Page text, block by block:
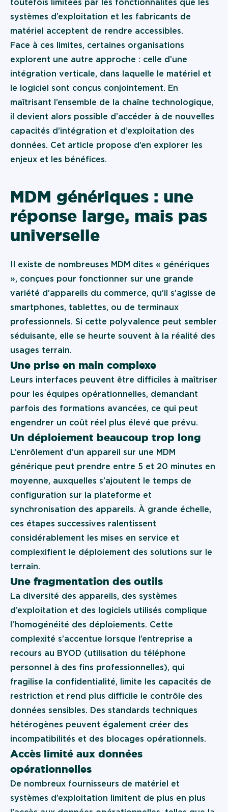
toutefois limitées par les fonctionnalités que les
systèmes d’exploitation et les fabricants de
matériel acceptent de rendre accessibles.
Face à ces limites, certaines organisations
explorent une autre approche : celle d’une
intégration verticale, dans laquelle le matériel et
le logiciel sont conçus conjointement. En
maîtrisant l’ensemble de la chaîne technologique,
il devient alors possible d’accéder à de nouvelles
capacités d’intégration et d’exploitation des
données. Cet article propose d’en explorer les
enjeux et les bénéfices.
MDM génériques : une
réponse large, mais pas
universelle
Il existe de nombreuses MDM dites « génériques
», conçues pour fonctionner sur une grande
variété d’appareils du commerce, qu’il s’agisse de
smartphones, tablettes, ou de terminaux
professionnels. Si cette polyvalence peut sembler
séduisante, elle se heurte souvent à la réalité des
usages terrain.
Une prise en main complexe
Leurs interfaces peuvent être difficiles à maîtriser
pour les équipes opérationnelles, demandant
parfois des formations avancées, ce qui peut
engendrer un coût réel plus élevé que prévu.
Un déploiement beaucoup trop long
L’enrôlement d’un appareil sur une MDM
générique peut prendre entre 5 et 20 minutes en
moyenne, auxquelles s’ajoutent le temps de
configuration sur la plateforme et
synchronisation des appareils. À grande échelle,
ces étapes successives ralentissent
considérablement les mises en service et
complexifient le déploiement des solutions sur le
terrain.
Une fragmentation des outils
La diversité des appareils, des systèmes
d’exploitation et des logiciels utilisés complique
l’homogénéité des déploiements. Cette
complexité s’accentue lorsque l’entreprise a
recours au BYOD (utilisation du téléphone
personnel à des fins professionnelles), qui
fragilise la confidentialité, limite les capacités de
restriction et rend plus difficile le contrôle des
données sensibles. Des standards techniques
hétérogènes peuvent également créer des
incompatibilités et des blocages opérationnels.
Accès limité aux données
opérationnelles
De nombreux fournisseurs de matériel et
systèmes d’exploitation limitent de plus en plus